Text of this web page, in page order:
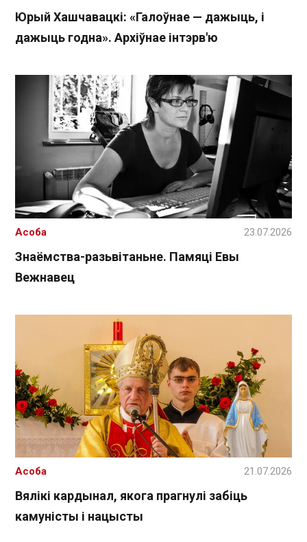
Юрый Хашчавацкі: «Галоўнае — дажыць, і
дажыць годна». Архіўнае інтэрв'ю
Знаёмства-разьвітаньне. Памяці Евы
Вежнавец
Асоба 23.07.2026
Вялікі кардынал, якога прагнулі забіць
камуністы і нацысты
Асоба 21.07.2026